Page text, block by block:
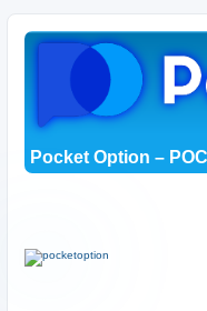
Pocket Option –